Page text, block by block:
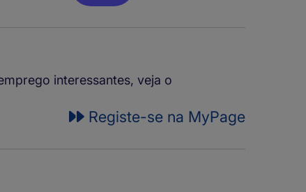
interessantes, veja o
Registe-se na MyPage